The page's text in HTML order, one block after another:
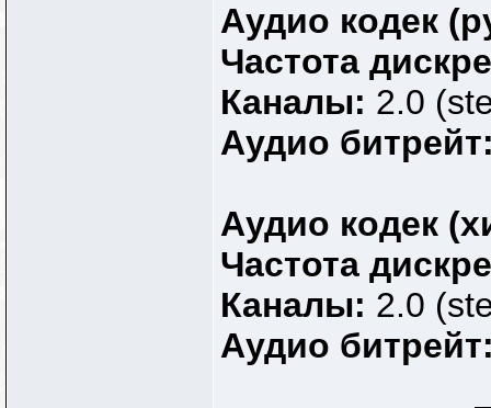
Аудио кодек
Частота
Каналы: 2.0
Аудио
Аудио кодек
Частота
Каналы: 2.0
Аудио